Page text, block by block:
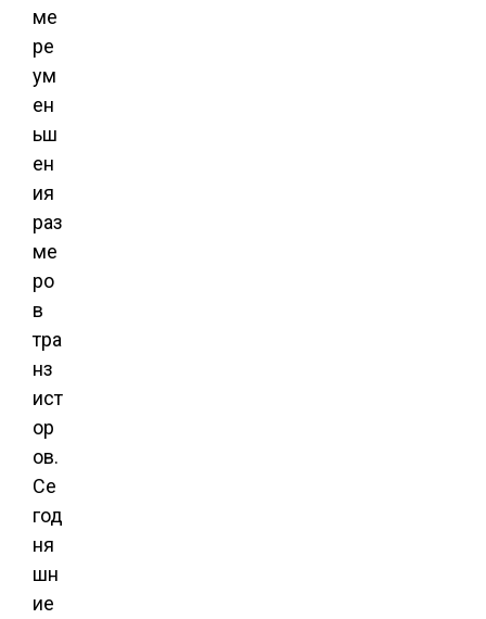
ме
ре
ум
ен
ьш
ен
ия
раз
ме
ро
в
тра
нз
ист
ор
ов.
Се
год
ня
шн
ие